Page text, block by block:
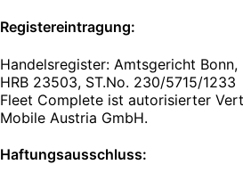
Registereintragung:
Handelsregister: Amtsgericht Bonn,
HRB 23503, ST.No. 230/5715/1233
Fleet Complete ist autorisierter
Mobile Austria GmbH.
Haftungsausschluss: